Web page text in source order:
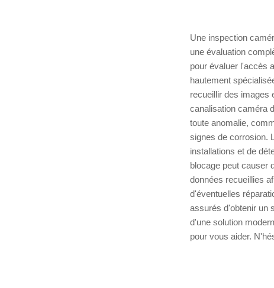
Une inspection
une évaluation
pour évaluer l'accès
hautement
recueillir des images
canalisation caméra
toute anomalie,
signes de corrosion.
installations et de
blocage peut causer
données recueillies
d'éventuelles
assurés d'obtenir un
d'une solution
pour vous aider.